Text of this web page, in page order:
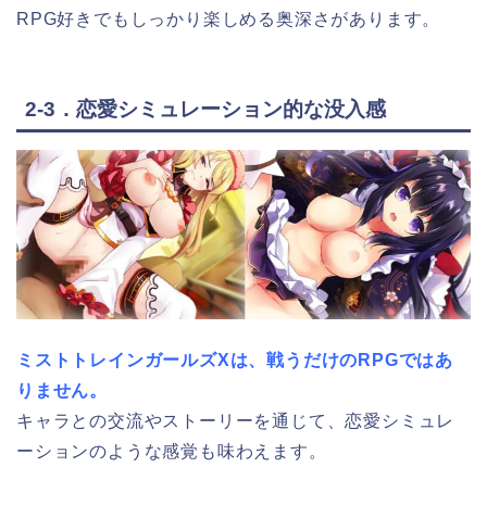
RPG好きでもしっかり楽しめる奥深さがあります。
2-3．恋愛シミュレーション的な没入感
ミストトレインガールズXは、戦うだけのRPGではあ
りません。
キャラとの交流やストーリーを通じて、恋愛シミュレ
ーションのような感覚も味わえます。